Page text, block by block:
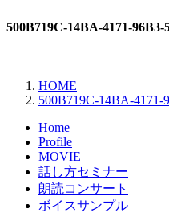
500B719C-14BA-4171-
HOME
500B719C-14BA-4171-
Home
Profile
MOVIE
話し方セミナー
朗読コンサート
ボイスサンプル